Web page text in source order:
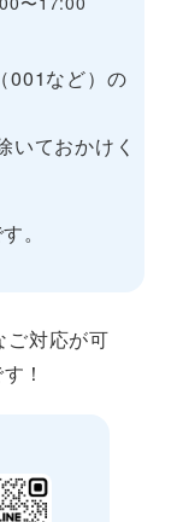
001など）の
いておかけく
。
ご対応が可
！